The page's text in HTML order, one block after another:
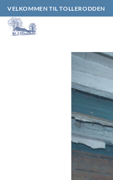
Skip
to
content
VELKOMMEN TIL TOLLERODDEN